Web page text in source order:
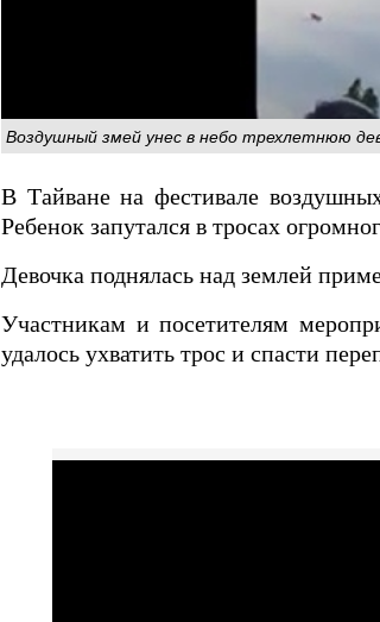
Воздушный змей унес в небо трехлетнюю
В Тайване на фестивале
Ребенок запутался в тросах
Девочка поднялась над землей
Участникам и посетителям
удалось ухватить трос и спасти